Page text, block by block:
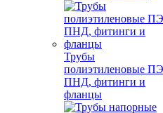
Трубы
полиэтиленовые
ПНД, фитинги и
фланцы